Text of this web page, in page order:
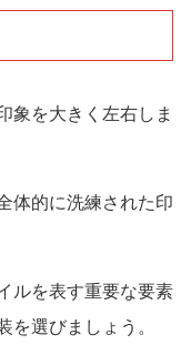
象を大きく左右しま
体的に洗練された印
ルを表す重要な要素
を選びましょう。